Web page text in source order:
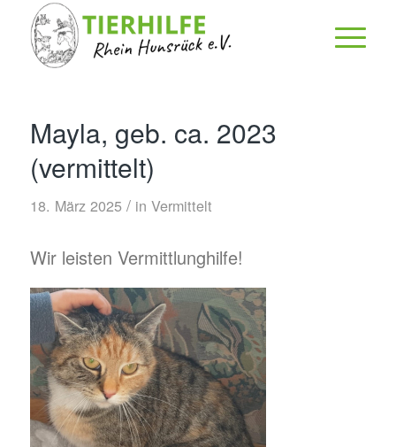
Mayla, geb. ca. 2023
(vermittelt)
18. März 2025 / in Vermittelt
Wir leisten Vermittlunghilfe!